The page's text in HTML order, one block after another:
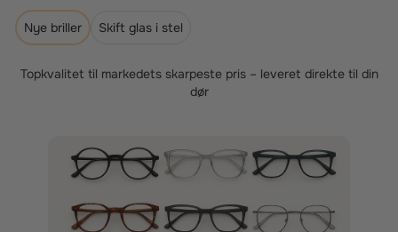
tilskud, når du køber briller hos os. Sygeforsikringen
giver kun tilskud til brilleglas, der er individuelt opmålt
er specialister i.
Nye briller Skift glas i stel
Topkvalitet til markedets skarpeste pris – leveret direkte til din
dør